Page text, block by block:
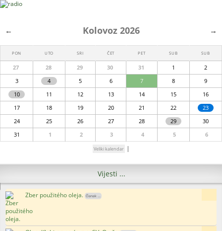
← →
Kolovoz 2026
PON UTO SRI ČET PET SUB SUB
27 28 29 30 31 1
2
3
4 5 6 7 8
9
10
11 12 13 14 15
16
17
18 19 20 21 22
23
24
25 26 27 28 29
30
31
1 2 3 4 5 6
Veliki kalendar |
Vijesti ...
Zber použitého oleja. Članak ...